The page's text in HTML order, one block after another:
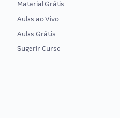
Material Grátis
Aulas ao Vivo
Aulas Grátis
Sugerir Curso